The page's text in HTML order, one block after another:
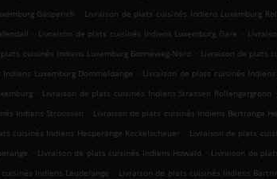
Gasperich . Livraison de plats cuisinés Indiens Luxemburg
. Livraison de plats cuisinés Indiens Luxemburg Gare .
cuisinés Indiens Luxemburg Bonneweg-Nord . Livraison de plats
Luxemburg Dommeldange . Livraison de plats cuisinés Indiens
. Livraison de plats cuisinés Indiens Strassen Rollengergronn
Indiens Stroossen . Livraison de plats cuisinés Indiens Bertrange
cuisinés Indiens Hesperange Kockelscheuer . Livraison de plats
. Livraison de plats cuisinés Indiens Howald . Livraison de
Indiens Leudelange . Livraison de plats cuisinés Indiens